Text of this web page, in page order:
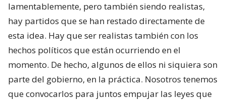
lamentablemente, pero también siendo realistas,
hay partidos que se han restado directamente de
esta idea. Hay que ser realistas también con los
hechos políticos que están ocurriendo en el
momento. De hecho, algunos de ellos ni siquiera son
parte del gobierno, en la práctica. Nosotros tenemos
que convocarlos para juntos empujar las leyes que